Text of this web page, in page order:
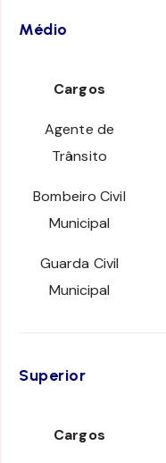
Médio
Cargos
Agente de
Trânsito
Bombeiro Civil
Municipal
Guarda Civil
Municipal
Superior
Cargos